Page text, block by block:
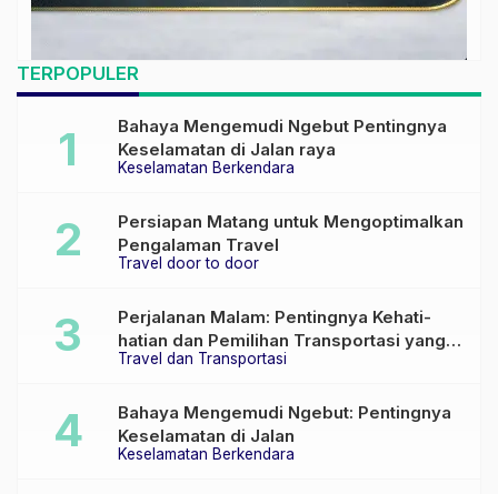
TERPOPULER
Keselamatan Berkendara
Bahaya Mengemudi Ngebut Pentingnya
Keselamatan di Jalan raya
Travel door to door
Persiapan Matang untuk Mengoptimalkan
Pengalaman Travel
Travel dan Transportasi
Perjalanan Malam: Pentingnya Kehati-
hatian dan Pemilihan Transportasi yang
Tepat
Keselamatan Berkendara
Bahaya Mengemudi Ngebut: Pentingnya
Keselamatan di Jalan